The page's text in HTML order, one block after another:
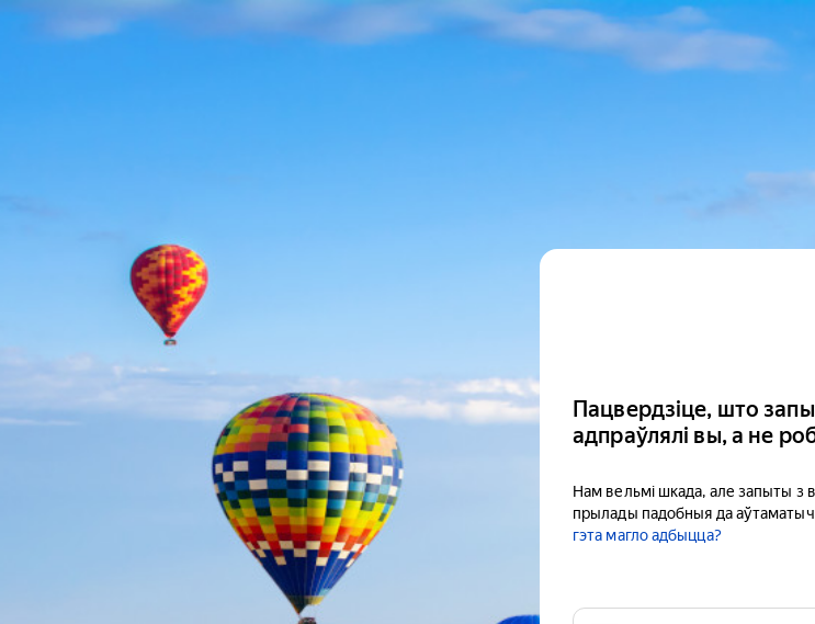
Пацвердзіце, што
адпраўлялі вы, а не
Нам вельмі шкада, але запыты з
прылады падобныя да
гэта магло адбыцца?